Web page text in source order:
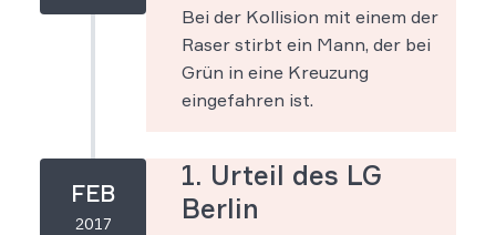
Bei der Kollision mit einem der
Raser stirbt ein Mann, der bei
Grün in eine Kreuzung
eingefahren ist.
FEB
2017
1. Urteil des LG
Berlin